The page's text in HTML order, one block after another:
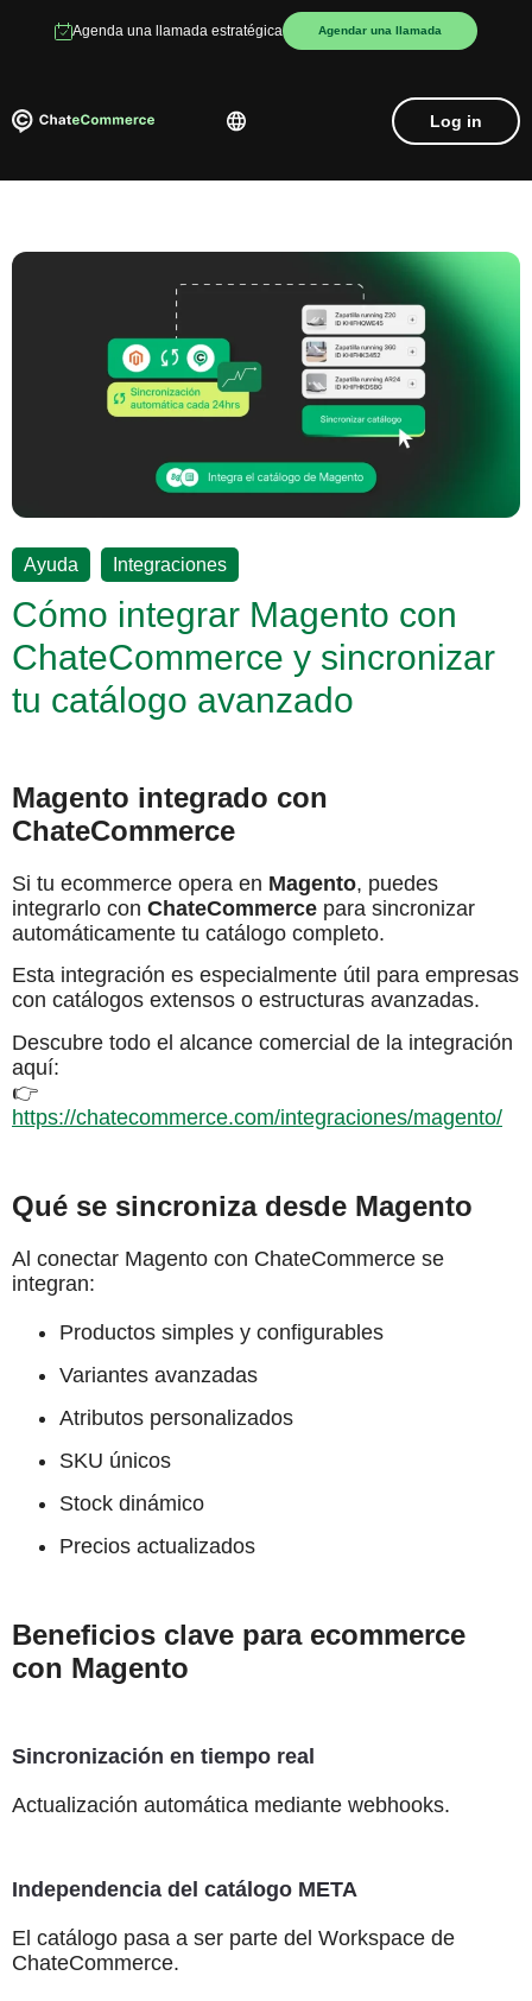
Agenda una llamada estratégica Agendar una llamada
Log in
Ayuda Integraciones
Cómo integrar Magento con
ChateCommerce y sincronizar
tu catálogo avanzado
Magento integrado con
ChateCommerce
Si tu ecommerce opera en Magento, puedes
integrarlo con ChateCommerce para sincronizar
automáticamente tu catálogo completo.
Esta integración es especialmente útil para empresas
con catálogos extensos o estructuras avanzadas.
Descubre todo el alcance comercial de la integración
aquí:
👉
https://chatecommerce.com/integraciones/magento/
Qué se sincroniza desde Magento
Al conectar Magento con ChateCommerce se
integran:
Productos simples y configurables
Variantes avanzadas
Atributos personalizados
SKU únicos
Stock dinámico
Precios actualizados
Beneficios clave para ecommerce
con Magento
Sincronización en tiempo real
Actualización automática mediante webhooks.
Independencia del catálogo META
El catálogo pasa a ser parte del Workspace de
ChateCommerce.